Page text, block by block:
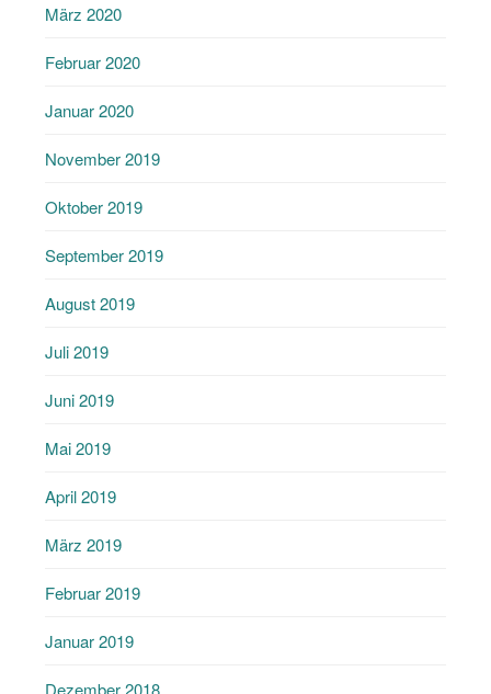
März 2020
Februar 2020
Januar 2020
November 2019
Oktober 2019
September 2019
August 2019
Juli 2019
Juni 2019
Mai 2019
April 2019
März 2019
Februar 2019
Januar 2019
Dezember 2018